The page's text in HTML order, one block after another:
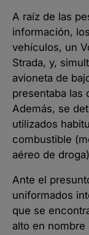
A raíz de las
información,
vehículos, un
Strada, y,
avioneta de
presentaba las
Además, se
utilizados
combustible
aéreo de
Ante el
uniformados
que se
alto en nombre